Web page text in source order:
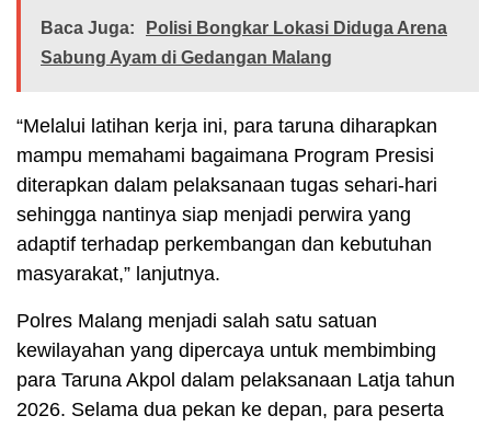
Baca Juga:
Polisi Bongkar Lokasi Diduga Arena
Sabung Ayam di Gedangan Malang
“Melalui latihan kerja ini, para taruna diharapkan
mampu memahami bagaimana Program Presisi
diterapkan dalam pelaksanaan tugas sehari-hari
sehingga nantinya siap menjadi perwira yang
adaptif terhadap perkembangan dan kebutuhan
masyarakat,” lanjutnya.
Polres Malang menjadi salah satu satuan
kewilayahan yang dipercaya untuk membimbing
para Taruna Akpol dalam pelaksanaan Latja tahun
2026. Selama dua pekan ke depan, para peserta